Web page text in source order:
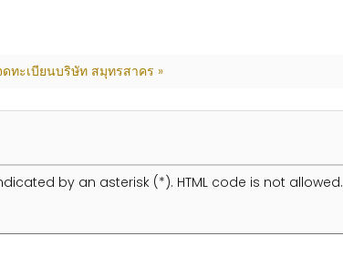
ดทะเบียนบริษัท สมุทรสาคร »
by an asterisk (*). HTML code is not allowed.